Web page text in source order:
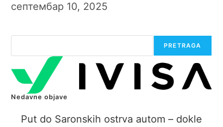
септембар 10, 2025
PRETRAGA
Nedavne objave
Put do Saronskih ostrva autom – dokle